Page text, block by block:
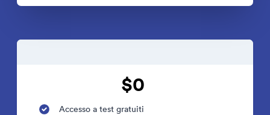
$0
Accesso a test gratuiti